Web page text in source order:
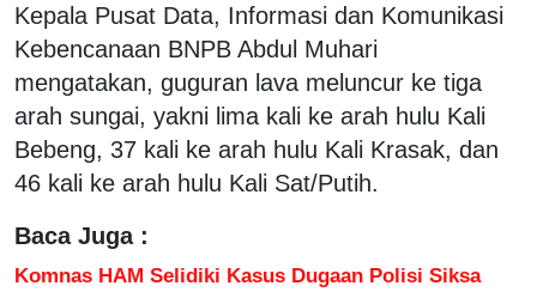
Kepala Pusat Data, Informasi dan Komunikasi
Kebencanaan BNPB Abdul Muhari
mengatakan, guguran lava meluncur ke tiga
arah sungai, yakni lima kali ke arah hulu Kali
Bebeng, 37 kali ke arah hulu Kali Krasak, dan
46 kali ke arah hulu Kali Sat/Putih.
Baca Juga :
Komnas HAM Selidiki Kasus Dugaan Polisi Siksa